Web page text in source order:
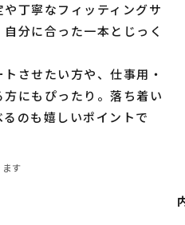
丁寧なフィッティングサ
分に合った一本とじっく
させたい方や、仕事用・
にもぴったり。落ち着い
のも嬉しいポイントで